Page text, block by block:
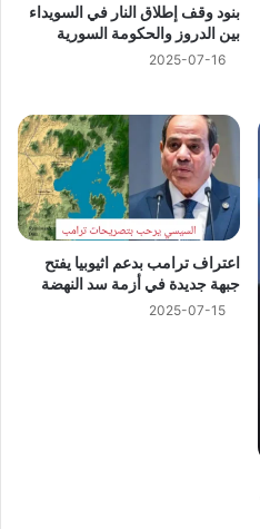
بنود وقف إطلاق النار في السويداء
بين الدروز والحكومة السورية
2025-07-16
اعتراف ترامب بدعم اثيوبيا يفتح
جبهة جديدة في أزمة سد النهضة
2025-07-15